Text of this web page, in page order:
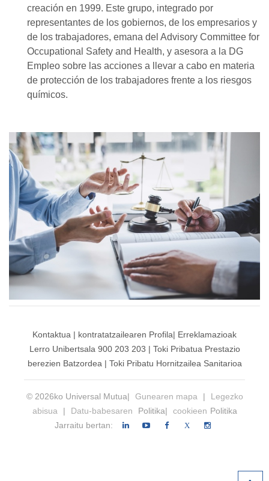
creación en 1999. Este grupo, integrado por
representantes de los gobiernos, de los empresarios y
de los trabajadores, emana del Advisory Committee for
Occupational Safety and Health, y asesora a la DG
Empleo sobre las acciones a llevar a cabo en materia
de protección de los trabajadores frente a los riesgos
químicos.
Kontaktua | kontratatzailearen Profila| Erreklamazioak
Lerro Unibertsala 900 203 203 | Toki Pribatua Prestazio
berezien Batzordea | Toki Pribatu Hornitzailea Sanitarioa
© 2026ko Universal Mutua| Gunearen mapa |
Legezko
abisua
| Datu-babesaren Politika| cookieen Politika
Jarraitu bertan:
X